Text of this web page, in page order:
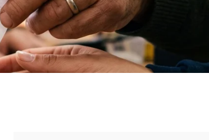
Automatizaciones
Ver todo